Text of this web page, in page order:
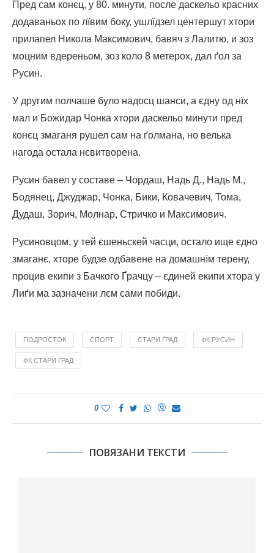
Пред сам конєц, у 80. минути, после даскельо красних
додаваньох по лївим боку, ушлїдзел центершут хтори
прилапел Никола Максимович, бавяч з Лалитю, и зоз
моцним вдереньом, зоз коло 8 метерох, дал ґол за
Русин.
У другим полчаше було надосц шанси, а єдну од нїх
мал и Божидар Чонка хтори даскельо минути пред
конєц змаганя рушел сам на ґолмана, но велька
нагода остала нєвитворена.
Русин бавел у составе – Чордаш, Надь Д., Надь М.,
Бодянец, Джуджар, Чонка, Бики, Ковачевич, Тома,
Дудаш, Зорич, Молнар, Стричко и Максимович.
Русиновцом, у тей єшеньскей часци, остало ище єдно
змаганє, хторе будзе одбавене на домашнїм терену,
процив екипи з Бачкого Ґрачцу – єдиней екипи хтора у
Лиґи ма зазначени лєм сами побиди.
ПОДРОСТОК СПОРТ СТАРИ ҐРАД ФК РУСИН
ФК СТАРИ ҐРАД
0
ПОВЯЗАНИ ТЕКСТИ